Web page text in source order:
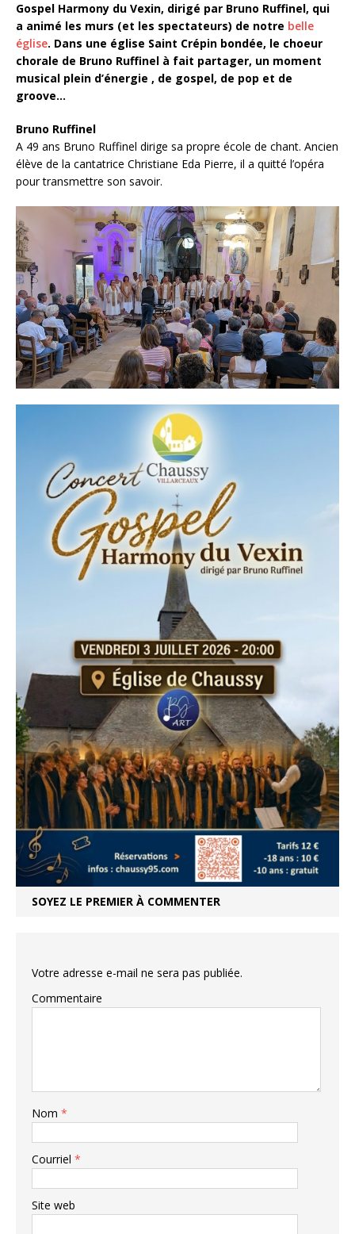
Gospel Harmony du Vexin, dirigé par Bruno Ruffinel, qui
a animé les murs (et les spectateurs) de notre belle
église. Dans une église Saint Crépin bondée, le choeur
chorale de Bruno Ruffinel à fait partager, un moment
musical plein d’énergie , de gospel, de pop et de
groove…
Bruno Ruffinel
A 49 ans Bruno Ruffinel dirige sa propre école de chant. Ancien
élève de la cantatrice Christiane Eda Pierre, il a quitté l’opéra
pour transmettre son savoir.
SOYEZ LE PREMIER À COMMENTER
Votre adresse e-mail ne sera pas publiée.
Commentaire
Nom *
Courriel *
Site web